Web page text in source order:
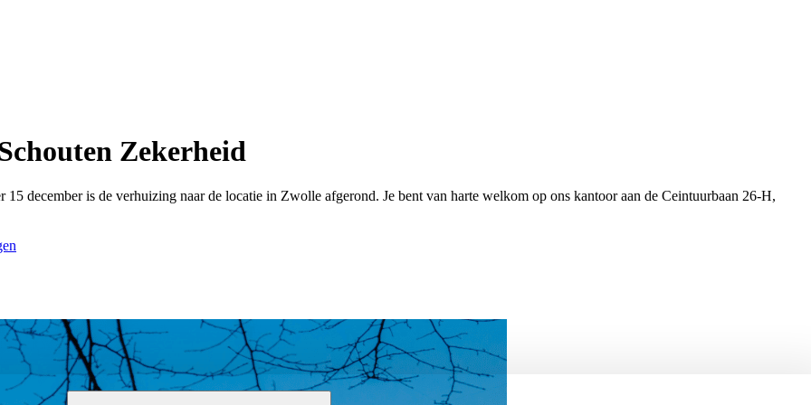
Zekerheid
december is de verhuizing naar de locatie in Zwolle afgerond. Je bent van harte welkom op ons kantoor aan de Ceintuurbaan 26-H,